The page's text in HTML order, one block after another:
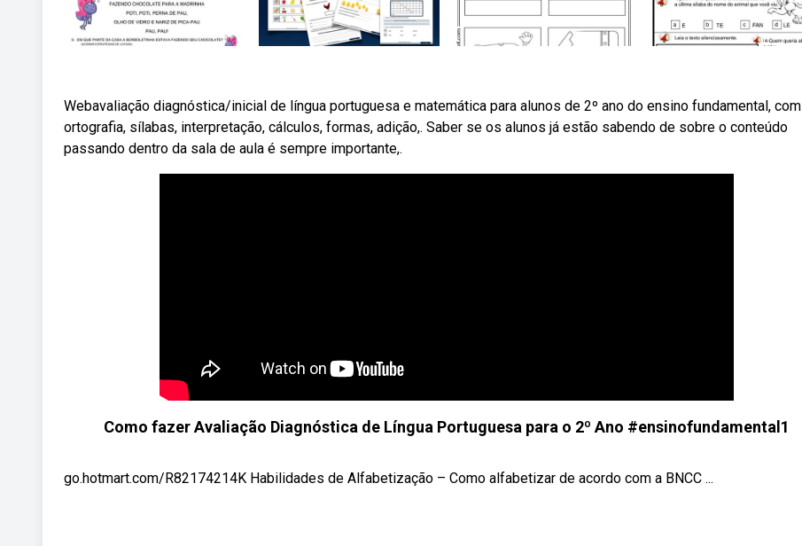
Webavaliação diagnóstica/inicial de língua portuguesa e matemática para alunos de 2º ano do ensino fundamental, com
ortografia, sílabas, interpretação, cálculos, formas, adição,. Saber se os alunos já estão sabendo de sobre o conteúdo
passando dentro da sala de aula é sempre importante,.
Como fazer Avaliação Diagnóstica de Língua Portuguesa para o 2º Ano #ensinofundamental1
go.hotmart.com/R82174214K Habilidades de Alfabetização – Como alfabetizar de acordo com a BNCC ...